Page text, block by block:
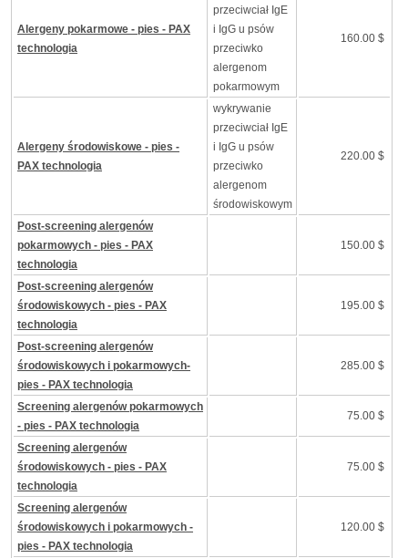
Alergeny pokarmowe - pies - PAX
technologia
przeciwciał IgE
i IgG u psów
przeciwko
alergenom
pokarmowym
160.00 $
Alergeny środowiskowe - pies -
PAX technologia
wykrywanie
przeciwciał IgE
i IgG u psów
przeciwko
alergenom
środowiskowym
220.00 $
Post-screening alergenów
pokarmowych - pies - PAX
technologia
150.00 $
Post-screening alergenów
środowiskowych - pies - PAX
technologia
195.00 $
Post-screening alergenów
środowiskowych i pokarmowych-
pies - PAX technologia
285.00 $
Screening alergenów pokarmowych
- pies - PAX technologia
75.00 $
Screening alergenów
środowiskowych - pies - PAX
technologia
75.00 $
Screening alergenów
środowiskowych i pokarmowych -
pies - PAX technologia
120.00 $